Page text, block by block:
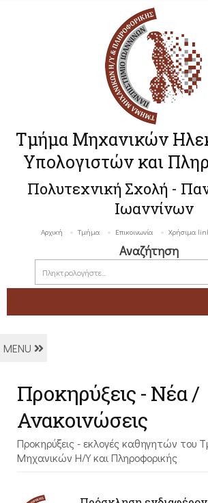
Τμήμα Μηχανικών
Υπολογιστών και
Πολυτεχνική Σχολή -
Ιωαννίνων
Αρχική Τμήμα Επικοινωνία Χρήσιμα
Αναζήτηση
MENU
Προκηρύξεις - Nέα /
Ανακοινώσεις
Προκηρύξεις - εκλογές καθηγητών του
Μηχανικών Η/Υ και Πληροφορικής